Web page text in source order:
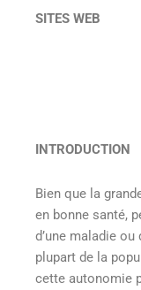
SITES WEB
INTRODUCTION
Bien que la
en bonne santé,
d’une maladie
plupart de la
cette autonomie